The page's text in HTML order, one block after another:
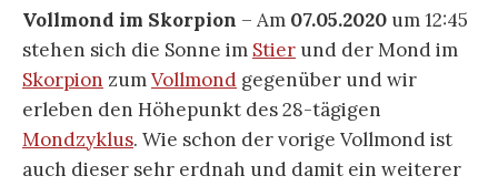
Vollmond im Skorpion – Am 07.05.2020 um 12:45
stehen sich die Sonne im Stier und der Mond im
Skorpion zumVollmond gegenüber und wir
erleben den Höhepunkt des 28-tägigen
Mondzyklus. Wie schon der vorige Vollmond ist
auch dieser sehr erdnah und damit ein weiterer